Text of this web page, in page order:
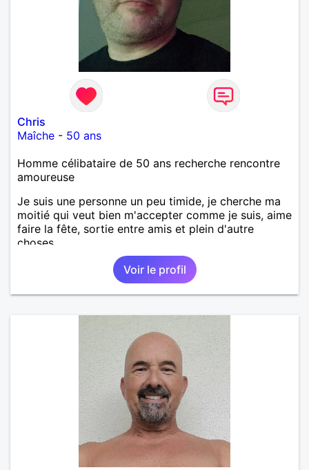
Chris
Maîche - 50 ans
Homme célibataire de 50 ans recherche rencontre
amoureuse
Je suis une personne un peu timide, je cherche ma
moitié qui veut bien m'accepter comme je suis, aime
faire la fête, sortie entre amis et plein d'autre
choses .
Voir le profil